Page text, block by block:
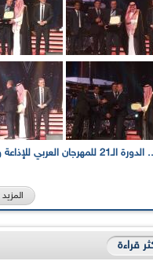
بالصور... الدورة الـ21 للمهرجان العربي
قراءة